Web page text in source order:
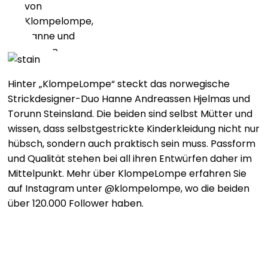
luftige Strickprojekte für Mädchen und Jungs
zwischen 0 und 12 Jahren
Abwechslungsreiche Strickanleitungen für
Anfänger und Fortgeschrittene für Kleider, Mützen,
Stirnband, Jacken, Socken, Pullover und mehr
Mit Variationen für verschiedene Größen und
Strickmustern für passende Puppenkleider
Skandinavisch schön: Viele stimmungsvolle Fotos
zeigen die fertigen Kleidungsstücke lebensnah und
authentisch
Norwegische Strickdesigns für jeden Tag:
Kinderkleidung stricken mit leichtem Garn
Hinter „KlompeLompe“ steckt das norwegische
Strickdesigner-Duo Hanne Andreassen Hjelmas und
Torunn Steinsland. Die beiden sind selbst Mütter und
wissen, dass selbstgestrickte Kinderkleidung nicht nur
hübsch, sondern auch praktisch sein muss. Passform
und Qualität stehen bei all ihren Entwürfen daher im
Mittelpunkt. Mehr über KlompeLompe erfahren Sie
auf Instagram unter @klompelompe, wo die beiden
über 120.000 Follower haben.